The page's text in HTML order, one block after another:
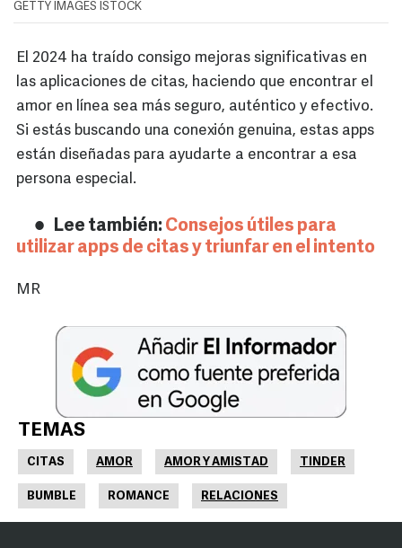
GETTY IMAGES ISTOCK
El 2024 ha traído consigo mejoras significativas en
las aplicaciones de citas, haciendo que encontrar el
amor en línea sea más seguro, auténtico y efectivo.
Si estás buscando una conexión genuina, estas apps
están diseñadas para ayudarte a encontrar a esa
persona especial.
Lee también: Consejos útiles para
utilizar apps de citas y triunfar en el intento
MR
TEMAS
CITAS AMOR AMOR Y AMISTAD TINDER
BUMBLE ROMANCE RELACIONES